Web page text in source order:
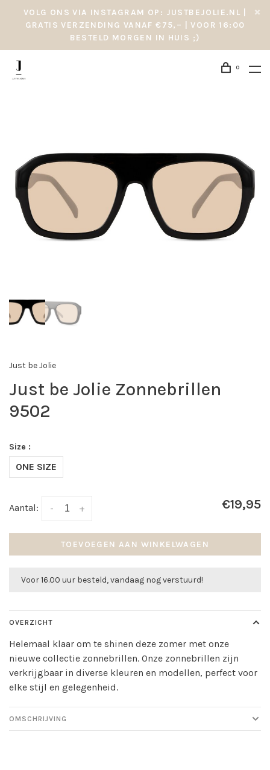
VOLG ONS VIA INSTAGRAM OP: JUSTBEJOLIE.NL |
GRATIS VERZENDING VANAF €75,– | VOOR 16:00
BESTELD MORGEN IN HUIS ;)
0
Just be Jolie
Just be Jolie Zonnebrillen
9502
Size :
ONE SIZE
Aantal: +
- €19,95
TOEVOEGEN AAN WINKELWAGEN
Voor 16.00 uur besteld, vandaag nog verstuurd!
OVERZICHT
Helemaal klaar om te shinen deze zomer met onze
nieuwe collectie zonnebrillen. Onze zonnebrillen zijn
verkrijgbaar in diverse kleuren en modellen, perfect voor
elke stijl en gelegenheid.
OMSCHRIJVING